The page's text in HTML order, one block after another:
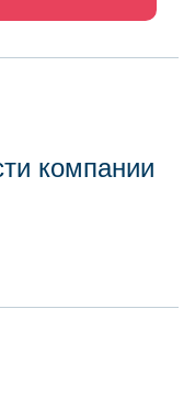
компании